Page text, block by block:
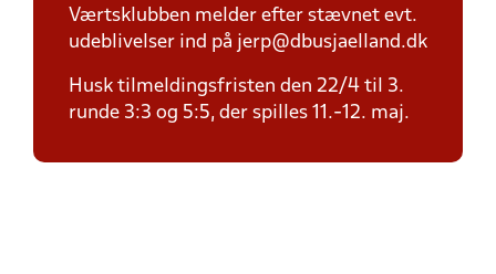
Værtsklubben melder efter stævnet evt.
udeblivelser ind på jerp@dbusjaelland.dk
Husk tilmeldingsfristen den 22/4 til 3.
runde 3:3 og 5:5, der spilles 11.-12. maj.